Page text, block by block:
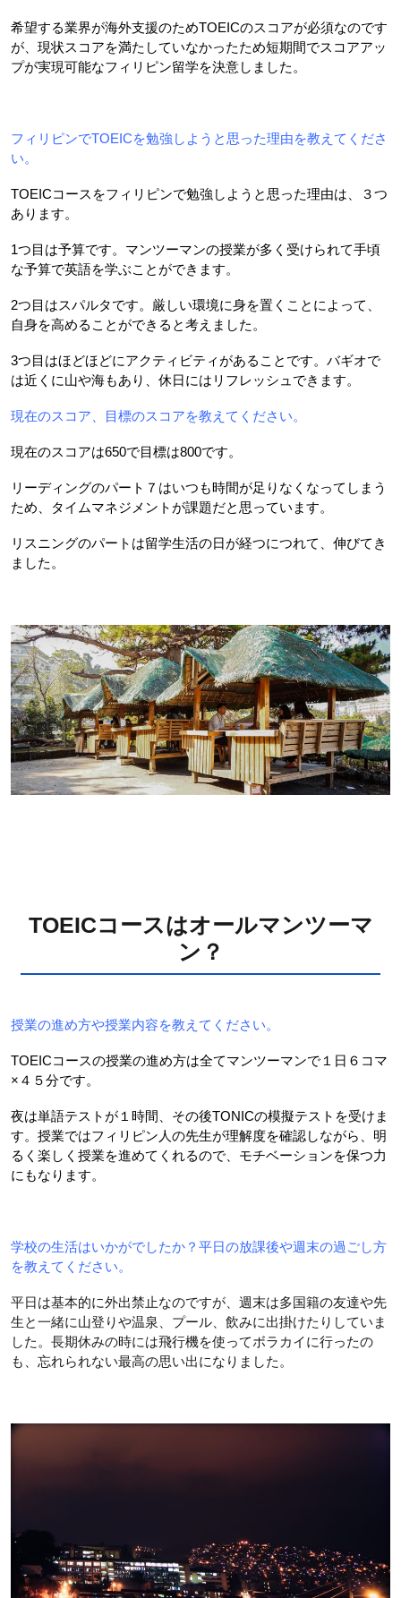
希望する業界が海外支援のためTOEICのスコアが必須なのです
が、現状スコアを満たしていなかったため短期間でスコアアッ
プが実現可能なフィリピン留学を決意しました。
フィリピンでTOEICを勉強しようと思った理由を教えてくださ
い。
TOEICコースをフィリピンで勉強しようと思った理由は、３つ
あります。
1つ目は予算です。マンツーマンの授業が多く受けられて手頃
な予算で英語を学ぶことができます。
2つ目はスパルタです。厳しい環境に身を置くことによって、
自身を高めることができると考えました。
3つ目はほどほどにアクティビティがあることです。バギオで
は近くに山や海もあり、休日にはリフレッシュできます。
現在のスコア、目標のスコアを教えてください。
現在のスコアは650で目標は800です。
リーディングのパート７はいつも時間が足りなくなってしまう
ため、タイムマネジメントが課題だと思っています。
リスニングのパートは留学生活の日が経つにつれて、伸びてき
ました。
TOEICコースはオールマンツーマ
ン？
授業の進め方や授業内容を教えてください。
TOEICコースの授業の進め方は全てマンツーマンで１日６コマ
×４５分です。
夜は単語テストが１時間、その後TONICの模擬テストを受けま
す。授業ではフィリピン人の先生が理解度を確認しながら、明
るく楽しく授業を進めてくれるので、モチベーションを保つ力
にもなります。
学校の生活はいかがでしたか？平日の放課後や週末の過ごし方
を教えてください。
平日は基本的に外出禁止なのですが、週末は多国籍の友達や先
生と一緒に山登りや温泉、プール、飲みに出掛けたりしていま
した。長期休みの時には飛行機を使ってボラカイに行ったの
も、忘れられない最高の思い出になりました。